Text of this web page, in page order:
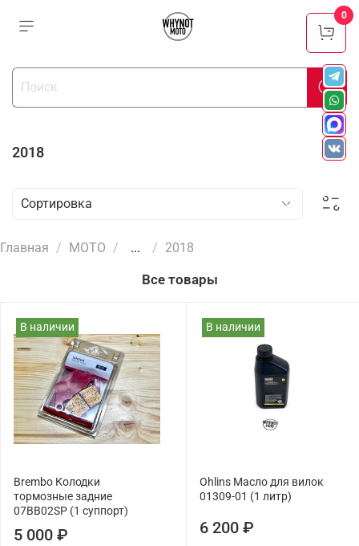
2018
Главная МОТО ... 2018
Все товары
В наличии
Brembo Колодки
тормозные задние
07BB02SP (1 суппорт)
5 000 ₽
В наличии
Ohlins Масло для вилок
01309-01 (1 литр)
6 200 ₽
0